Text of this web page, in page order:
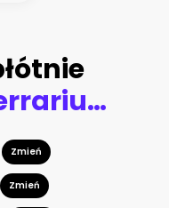
Exhibition of terrarium animals in Uzhhorod
Zmień
Zmień